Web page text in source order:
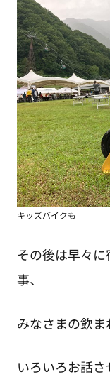
キッズバイクも
その後は早々
事、
みなさまの飲ま
いろいろお話